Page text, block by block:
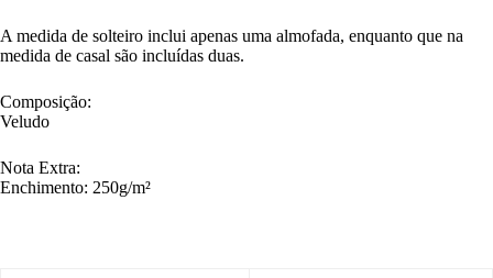
A medida de solteiro inclui apenas uma almofada, enquanto que na
medida de casal são incluídas duas.
Composição:
Veludo
Nota Extra:
Enchimento: 250g/m²